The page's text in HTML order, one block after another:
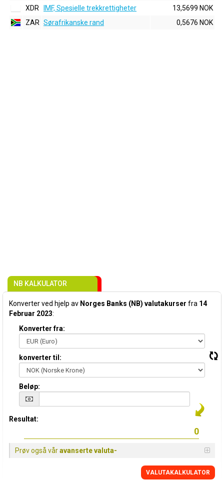
XDR
IMF, Spesielle trekkrettigheter
13,5699 NOK
ZAR Sørafrikanske rand 0,5676 NOK
NB KALKULATOR
Konverter ved hjelp av Norges Banks (NB) valutakurser fra 14
Februar 2023:
Konverter fra:
konverter til:
Beløp:
Resultat:
Prøv også våravanserte valuta-
VALUTAKALKULATOR